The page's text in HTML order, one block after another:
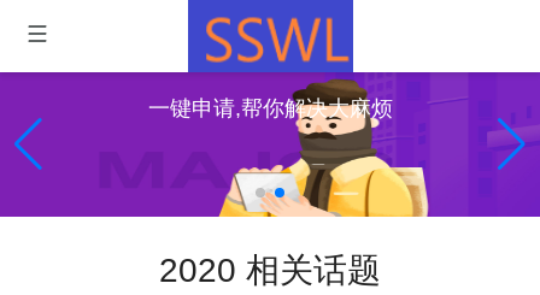
一键申请,帮你解决大麻烦
2020 相关话题